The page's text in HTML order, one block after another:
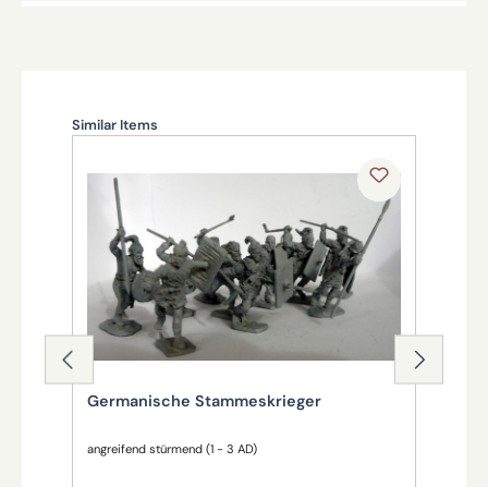
Produktgalerie überspringen
Similar Items
Germanische Stammeskrieger
angreifend stürmend (1 - 3 AD)